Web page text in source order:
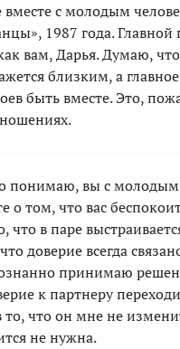
вместе с молодым
1987 года. Главной
вам, Дарья. Думаю,
близким, а
быть вместе. Это,
понимаю, вы с
о том, что вас
что в паре
доверие всегда
принимаю
к партнеру
что он мне не
не нужна.